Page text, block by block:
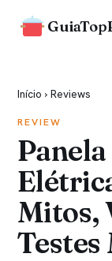
Início › Reviews
REVIEW
Mitos,